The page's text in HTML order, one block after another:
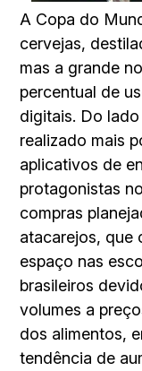
A Copa do
cervejas,
mas a grande
percentual de
digitais. Do
realizado mais
aplicativos de
protagonistas
compras
atacarejos, que
espaço nas
brasileiros
volumes a
dos alimentos,
tendência de